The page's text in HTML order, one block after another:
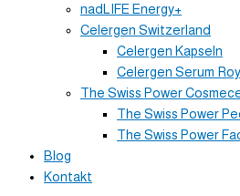
nadLIFE Energy+
Celergen Switzerland
Celergen Kapseln
Celergen Serum
The Swiss Power
The Swiss Power
The Swiss Power
Blog
Kontakt